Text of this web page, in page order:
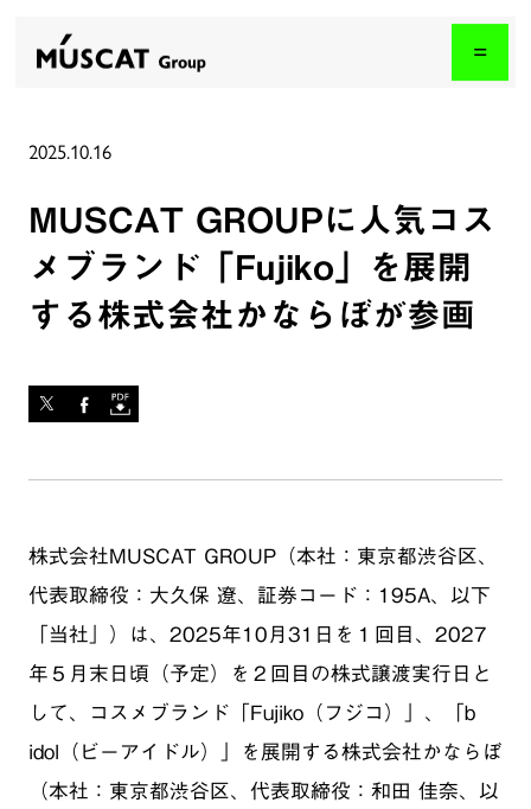
2025.10.16
MUSCAT GROUPに人気コス
メブランド「Fujiko」を展開
する株式会社かならぼが参画
株式会社MUSCAT GROUP（本社：東京都渋谷区、
代表取締役：大久保 遼、証券コード：195A、以下
「当社」）は、2025年10月31日を１回目、2027
年５月末日頃（予定）を２回目の株式譲渡実行日と
して、コスメブランド「Fujiko（フジコ）」、「b
idol（ビーアイドル）」を展開する株式会社かならぼ
（本社：東京都渋谷区、代表取締役：和田 佳奈、以